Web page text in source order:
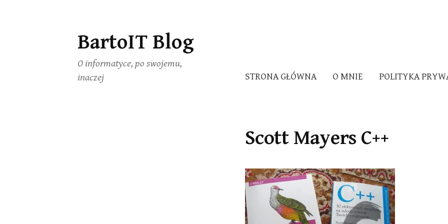
Skip
to
content
BartoIT Blog
O informatyce, po swojemu,
inaczej
STRONA GŁÓWNA O MNIE POLITYKA
Scott Mayers C++